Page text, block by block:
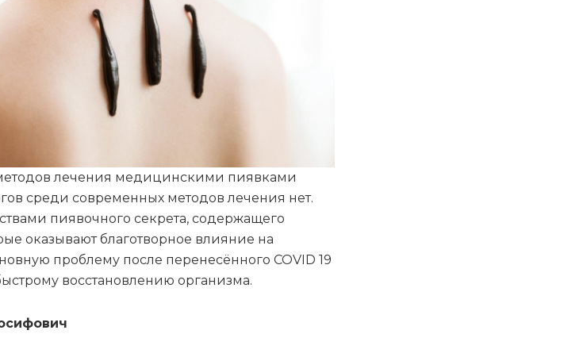
лечения медицинскими пиявками
среди современных методов лечения нет.
пиявочного секрета, содержащего
оказывают благотворное влияние на
проблему после перенесённого COVID 19
восстановлению организма.